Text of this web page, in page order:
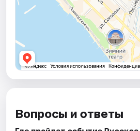
Вопросы и ответы